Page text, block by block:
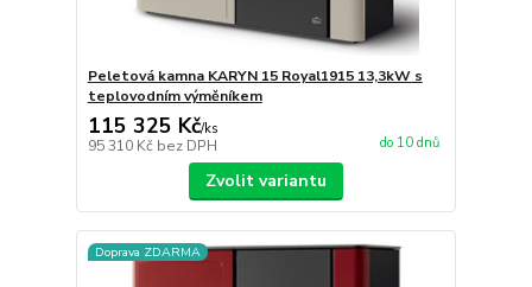
Peletová kamna KARYN 15 Royal1915 13,3kW s
teplovodním výměníkem
115 325 Kč/ks
95 310 Kč bez DPH do 10 dnů
Zvolit variantu
Doprava ZDARMA